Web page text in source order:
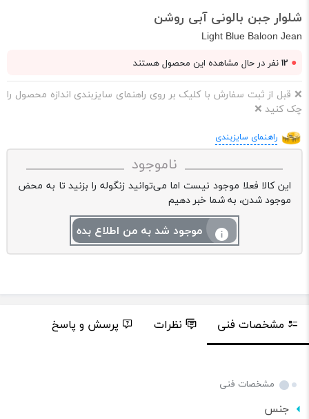
شلوار جبن بالونی آبی روشن
Light Blue Baloon Jean
●
12نفر در حال مشاهده این محصول هستند
❌ قبل از ثبت سفارش با کلیک بر روی راهنمای سایزبندی اندازه محصول را
چک کنید ❌
راهنمای سایزبندی
ناموجود
این کالا فعلا موجود نیست اما می‌توانید زنگوله را بزنید تا به محض
موجود شدن، به شما خبر دهیم
موجود شد به من اطلاع بده
مشخصات فنی نظرات پرسش و پاسخ
مشخصات فنی
جنس